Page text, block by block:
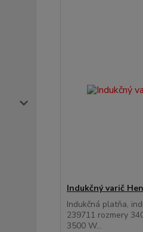
Indukčný varič
Indukčná platňa,
239711 rozmery
3500 W...